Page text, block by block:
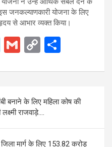
जनकल्याणकारी योजना के लिए
से आभार व्यक्त किया।
T
e
gr
a
m
G
ail
C
py
Li
n
k
ar
e
बनाने के लिए महिला कोष की
राजवाड़े….
मार्ग के लिए 153.82 करोड़